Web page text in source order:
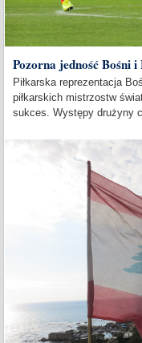
Pozorna jedność Bośni
Piłkarska reprezentacja
piłkarskich mistrzostw
sukces. Występy drużyny